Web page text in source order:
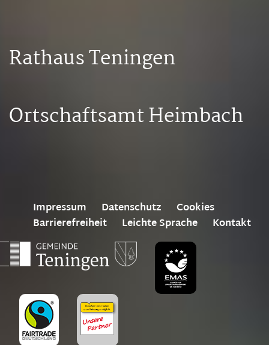
Rathaus Teningen
Ortschaftsamt Heimbach
Impressum Datenschutz
Cookies
Barrierefreiheit
Leichte Sprache Kontakt